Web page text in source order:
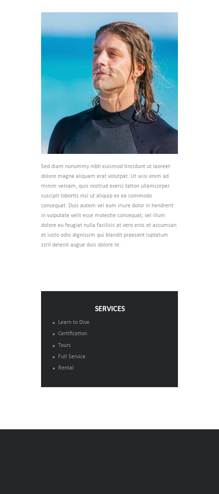
Sed diam nonummy nibh euismod tincidunt ut laoreet
dolore magna aliquam erat volutpat. Ut wisi enim ad
minim veniam, quis nostrud exerci tation ullamcorper
suscipit lobortis nisl ut aliquip ex ea commodo
consequat. Duis autem vel eum iriure dolor in hendrerit
in vulputate velit esse molestie consequat, vel illum
dolore eu feugiat nulla facilisis at vero eros et accumsan
et iusto odio dignissim qui blandit praesent luptatum
zzril delenit augue duis dolore te.
SERVICES
Learn to Dive
Certification
Tours
Full Service
Rental